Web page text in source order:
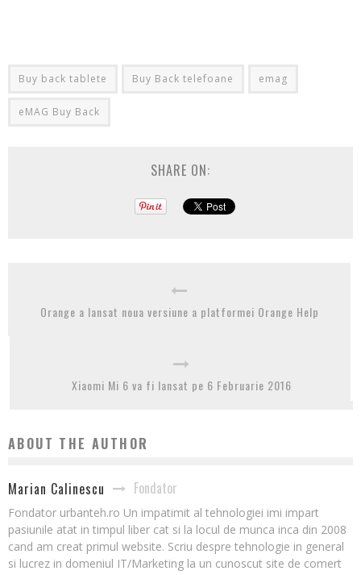
Buy back tablete Buy Back telefoane emag
eMAG Buy Back
SHARE ON:
Orange a lansat noua versiune a platformei Orange Help
Xiaomi Mi 6 va fi lansat pe 6 Februarie 2016
ABOUT THE AUTHOR
Marian Calinescu Fondator
Fondator urbanteh.ro Un impatimit al tehnologiei imi impart
pasiunile atat in timpul liber cat si la locul de munca inca din 2008
cand am creat primul website. Scriu despre tehnologie in general
si lucrez in domeniul IT/Marketing la un cunoscut site de comert